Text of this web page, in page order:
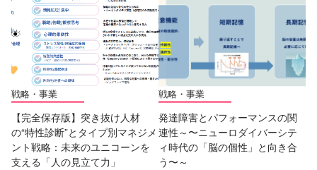
戦略・事業
【完全保存版】突き抜け人材
の“特性診断”とタイプ別マネジメ
ント戦略：未来のユニコーンを
支える「人の見立て力」
戦略・事業
発達障害とパフォーマンスの関
連性～〜ニューロダイバーシテ
ィ時代の「脳の個性」と向き合
う〜～